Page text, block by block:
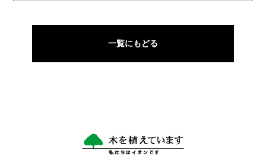
一覧にもどる